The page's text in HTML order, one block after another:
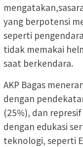
yang berpotensi
seperti
tidak memakai
saat berkendara.
AKP Bagas
dengan
(25%), dan
dengan edukasi
teknologi, seperti